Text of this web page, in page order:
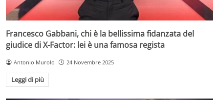
Francesco Gabbani, chi è la bellissima fidanzata del
giudice di X-Factor: lei è una famosa regista
Antonio Murolo 24 Novembre 2025
Leggi di più